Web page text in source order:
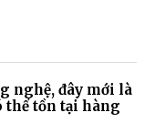
nghệ, đây mới là
thể tồn tại hàng